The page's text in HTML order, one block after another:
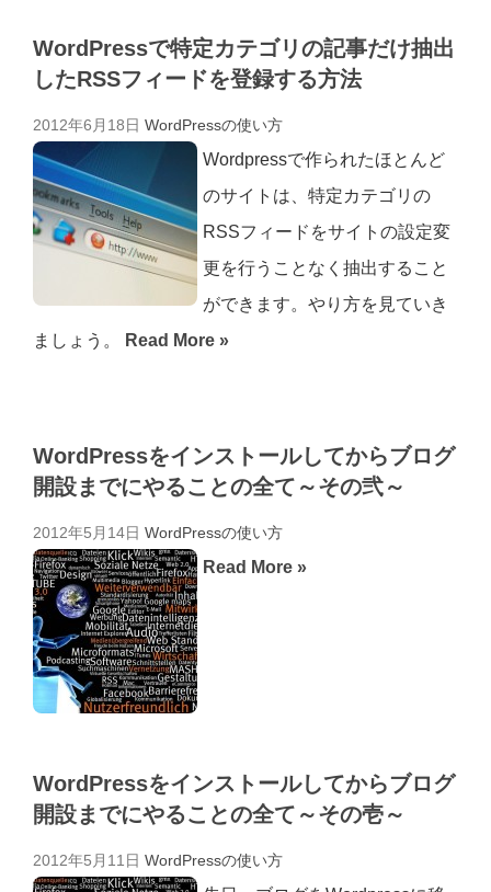
WordPressで特定カテゴリの記事だけ抽出
したRSSフィードを登録する方法
2012年6月18日 WordPressの使い方
Wordpressで作られたほとんど
のサイトは、特定カテゴリの
RSSフィードをサイトの設定変
更を行うことなく抽出すること
ができます。やり方を見ていき
ましょう。
Read More »
WordPressをインストールしてからブログ
開設までにやることの全て～その弐～
2012年5月14日 WordPressの使い方
Read More »
WordPressをインストールしてからブログ
開設までにやることの全て～その壱～
2012年5月11日 WordPressの使い方